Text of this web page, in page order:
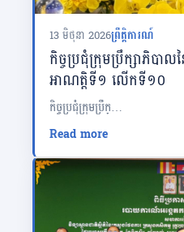
13 មិថុនា 2026ព្រឹត្តិការណ៍
កិច្ចប្រជុំក្រុមប្រឹក្សាភិបាល
អាណត្តិទី១ លើកទី១០
កិច្ចប្រជុំក្រុមប្រឹក្…
Read more